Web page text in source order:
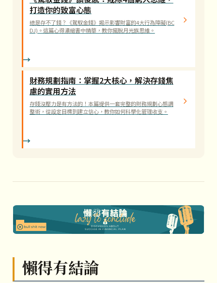
打造你的致富心態
總是存不了錢？《駕馭金錢》揭示影響財富的4大行為障礙(BC
DJ)。這篇心得濃縮書中精華，教你擺脫月光族思維。
財務規劃指南：掌握2大核心，解決存錢焦
慮的實用方法
存錢沒壓力是有方法的！本篇提供一套完整的財務規劃心態調
整術，從設定目標到建立信心，教你如何科學化管理收支。
懶得有結論